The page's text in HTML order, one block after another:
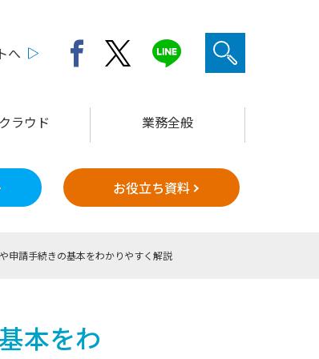
へ
ラウド 業務全般
お役立ち資料
申請手続きの基本をわかりやすく解説
本をわ